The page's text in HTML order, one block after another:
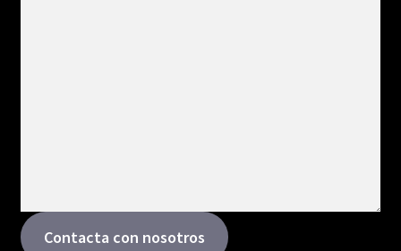
Contacta con nosotros